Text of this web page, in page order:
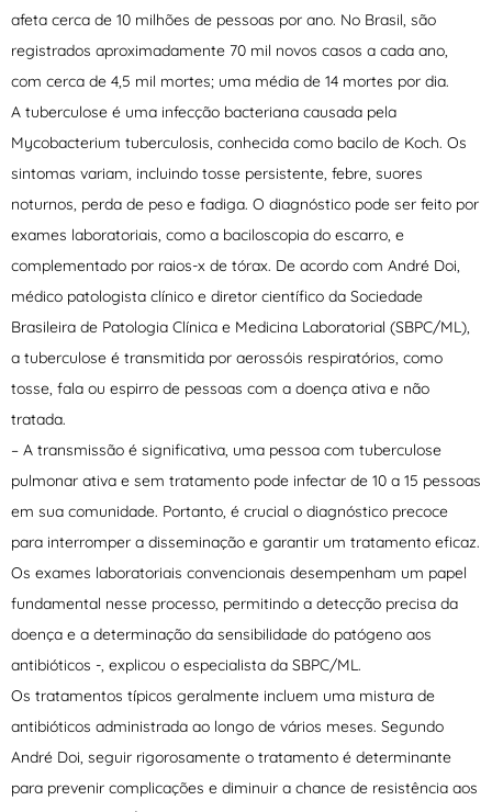
afeta cerca de 10 milhões de pessoas por ano. No Brasil, são
registrados aproximadamente 70 mil novos casos a cada ano,
com cerca de 4,5 mil mortes; uma média de 14 mortes por dia.
A tuberculose é uma infecção bacteriana causada pela
Mycobacterium tuberculosis, conhecida como bacilo de Koch. Os
sintomas variam, incluindo tosse persistente, febre, suores
noturnos, perda de peso e fadiga. O diagnóstico pode ser feito por
exames laboratoriais, como a baciloscopia do escarro, e
complementado por raios-x de tórax. De acordo com André Doi,
médico patologista clínico e diretor científico da Sociedade
Brasileira de Patologia Clínica e Medicina Laboratorial (SBPC/ML),
a tuberculose é transmitida por aerossóis respiratórios, como
tosse, fala ou espirro de pessoas com a doença ativa e não
tratada.
– A transmissão é significativa, uma pessoa com tuberculose
pulmonar ativa e sem tratamento pode infectar de 10 a 15 pessoas
em sua comunidade. Portanto, é crucial o diagnóstico precoce
para interromper a disseminação e garantir um tratamento eficaz.
Os exames laboratoriais convencionais desempenham um papel
fundamental nesse processo, permitindo a detecção precisa da
doença e a determinação da sensibilidade do patógeno aos
antibióticos -, explicou o especialista da SBPC/ML.
Os tratamentos típicos geralmente incluem uma mistura de
antibióticos administrada ao longo de vários meses. Segundo
André Doi, seguir rigorosamente o tratamento é determinante
para prevenir complicações e diminuir a chance de resistência aos